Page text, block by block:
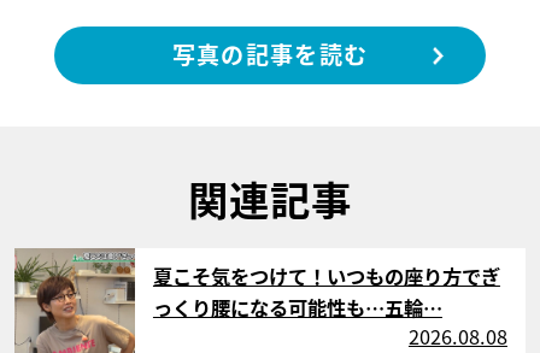
写真の記事を読む
関連記事
サムネイル
夏こそ気をつけて！いつもの座り方でぎ
っくり腰になる可能性も…五輪…
2026.08.08